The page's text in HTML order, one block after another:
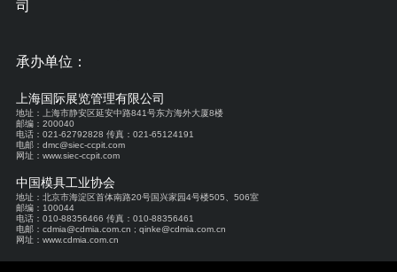
司
承办单位：
上海国际展览管理有限公司
地址：上海市静安区延安中路841号东方海外大厦8楼
邮编：200040
电话：021-62792828 传真：021-65124191
电邮：dmc@siec-ccpit.com
网址：www.siec-ccpit.com
中国模具工业协会
地址：北京市海淀区首体南路20号国兴家园4号楼505、506室
邮编：100044
电话：010-88356466 传真：010-88356461
电邮：cdmia@cdmia.com.cn ; qinke@cdmia.com.cn
网址：www.cdmia.com.cn